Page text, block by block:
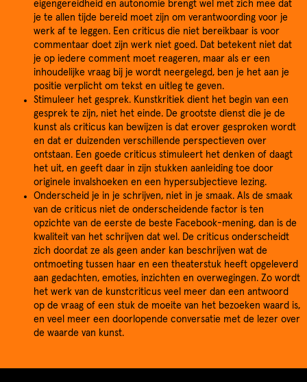
eigengereidheid en autonomie brengt wel met zich mee dat
je te allen tijde bereid moet zijn om verantwoording voor je
werk af te leggen. Een criticus die niet bereikbaar is voor
commentaar doet zijn werk niet goed. Dat betekent niet dat
je op iedere comment moet reageren, maar als er een
inhoudelijke vraag bij je wordt neergelegd, ben je het aan je
positie verplicht om tekst en uitleg te geven.
Stimuleer het gesprek. Kunstkritiek dient het begin van een
gesprek te zijn, niet het einde. De grootste dienst die je de
kunst als criticus kan bewijzen is dat erover gesproken wordt
en dat er duizenden verschillende perspectieven over
ontstaan. Een goede criticus stimuleert het denken of daagt
het uit, en geeft daar in zijn stukken aanleiding toe door
originele invalshoeken en een hypersubjectieve lezing.
Onderscheid je in je schrijven, niet in je smaak. Als de smaak
van de criticus niet de onderscheidende factor is ten
opzichte van de eerste de beste Facebook-mening, dan is de
kwaliteit van het schrijven dat wel. De criticus onderscheidt
zich doordat ze als geen ander kan beschrijven wat de
ontmoeting tussen haar en een theaterstuk heeft opgeleverd
aan gedachten, emoties, inzichten en overwegingen. Zo wordt
het werk van de kunstcriticus veel meer dan een antwoord
op de vraag of een stuk de moeite van het bezoeken waard is,
en veel meer een doorlopende conversatie met de lezer over
de waarde van kunst.